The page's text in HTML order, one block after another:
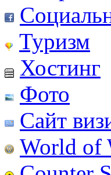
Туризм
Хостинг
Фото
Сайт
World of